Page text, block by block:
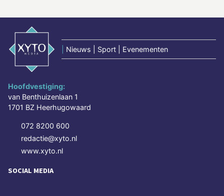
Nieuws | Sport | Evenementen
Hoofdvestiging:
van Benthuizenlaan 1
1701 BZ Heerhugowaard
072 8200 600
redactie@xyto.nl
www.xyto.nl
SOCIAL MEDIA